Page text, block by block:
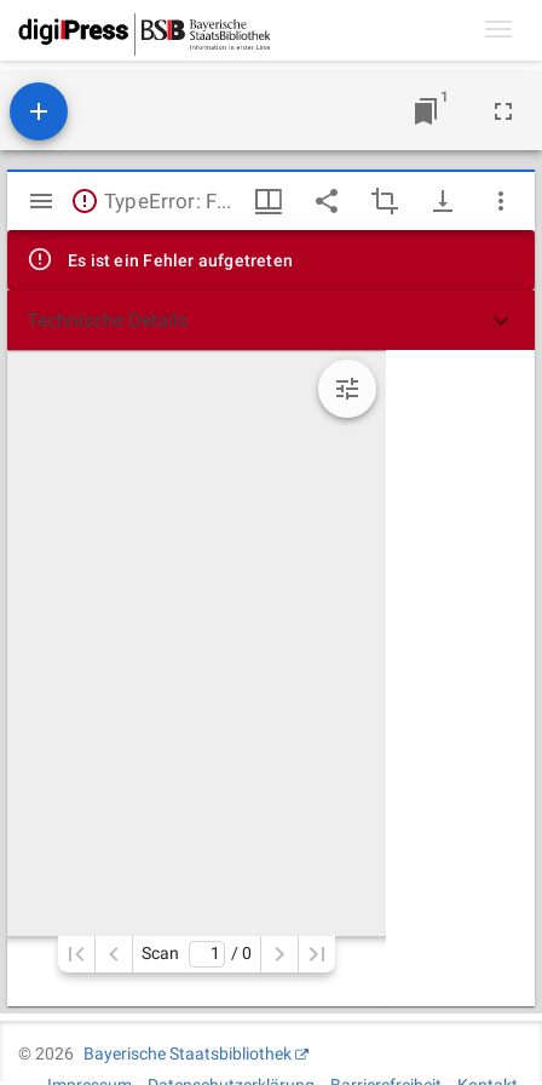
1
Mirador
Viewer
TypeError: Failed to fetch
Es ist ein Fehler aufgetreten
Technische Details
Scan / 0
©2026
Bayerische Staatsbibliothek